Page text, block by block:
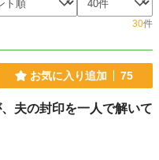
30件
お気に入り追加 75
夫の封印を一人で解いて